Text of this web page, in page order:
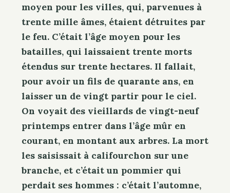
moyen pour les villes, qui, parvenues à
trente mille âmes, étaient détruites par
le feu. C’était l’âge moyen pour les
batailles, qui laissaient trente morts
étendus sur trente hectares. Il fallait,
pour avoir un fils de quarante ans, en
laisser un de vingt partir pour le ciel.
On voyait des vieillards de vingt-neuf
printemps entrer dans l’âge mûr en
courant, en montant aux arbres. La mort
les saisissait à califourchon sur une
branche, et c’était un pommier qui
perdait ses hommes : c’était l’automne,